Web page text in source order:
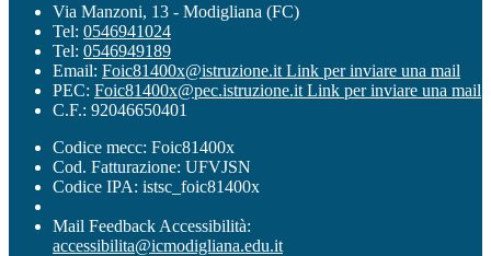
Via Manzoni, 13 - Modigliana (FC)
Tel: 0546941024
Tel: 0546949189
Email: Foic81400x@istruzione.it Link per inviare una mail
PEC: Foic81400x@pec.istruzione.it Link per inviare una mail
C.F.: 92046650401
Codice mecc: Foic81400x
Cod. Fatturazione: UFVJSN
Codice IPA: istsc_foic81400x
Mail Feedback Accessibilità:
accessibilita@icmodigliana.edu.it